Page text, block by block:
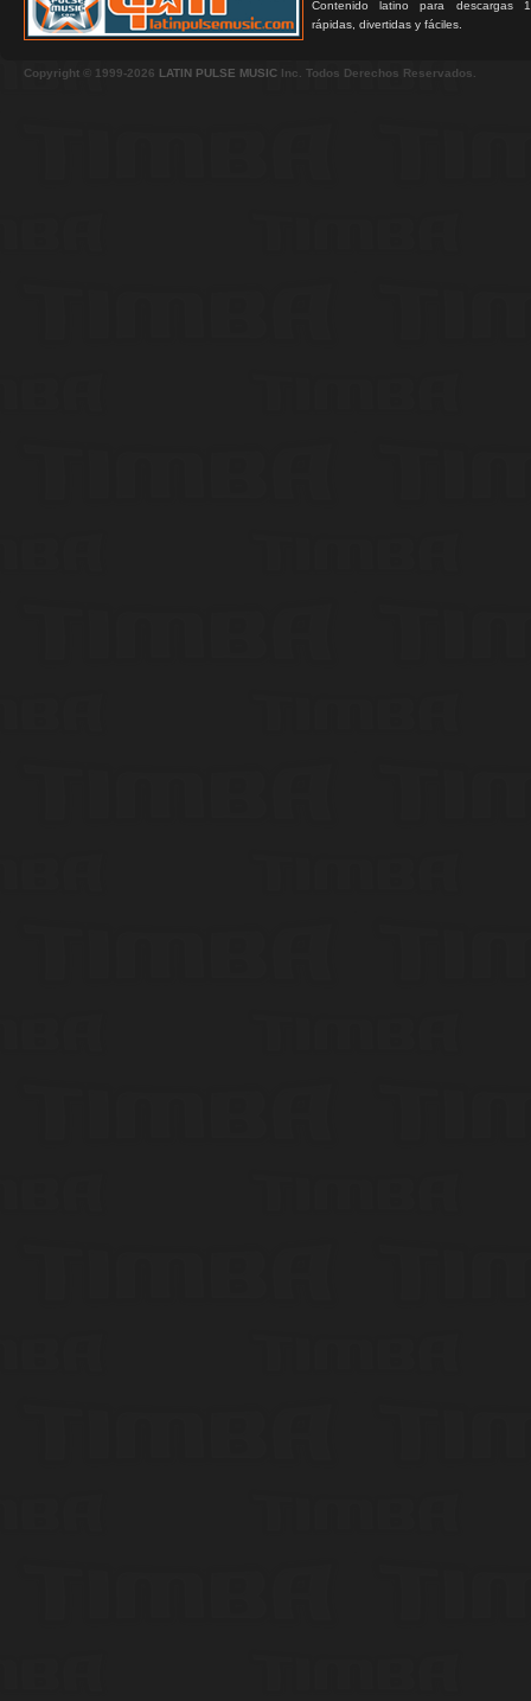
Contenido latino para descargas
rápidas, divertidas y fáciles.
Copyright © 1999-2026 LATIN PULSE MUSIC Inc. Todos Derechos Reservados.